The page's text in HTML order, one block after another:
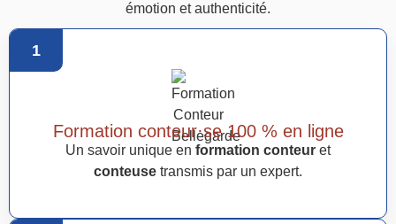
émotion et authenticité.
1
Formation conteur·se 100 % en ligne
Un savoir unique en formation conteur et
conteuse transmis par un expert.